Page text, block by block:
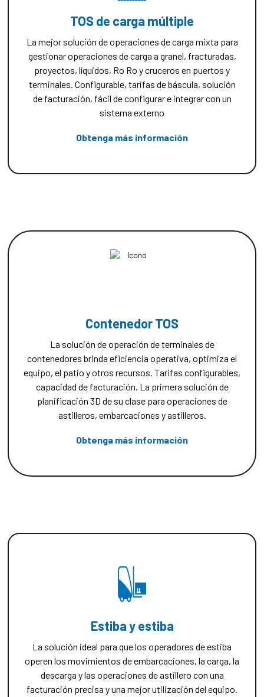
TOS de carga múltiple
La mejor solución de operaciones de carga mixta para
gestionar operaciones de carga a granel, fracturadas,
proyectos, líquidos, Ro Ro y cruceros en puertos y
terminales. Configurable, tarifas de báscula, solución
de facturación, fácil de configurar e integrar con un
sistema externo
Obtenga más información
Contenedor TOS
La solución de operación de terminales de
contenedores brinda eficiencia operativa, optimiza el
equipo, el patio y otros recursos. Tarifas configurables,
capacidad de facturación. La primera solución de
planificación 3D de su clase para operaciones de
astilleros, embarcaciones y astilleros.
Obtenga más información
Estiba y estiba
La solución ideal para que los operadores de estiba
operen los movimientos de embarcaciones, la carga, la
descarga y las operaciones de astillero con una
facturación precisa y una mejor utilización del equipo.